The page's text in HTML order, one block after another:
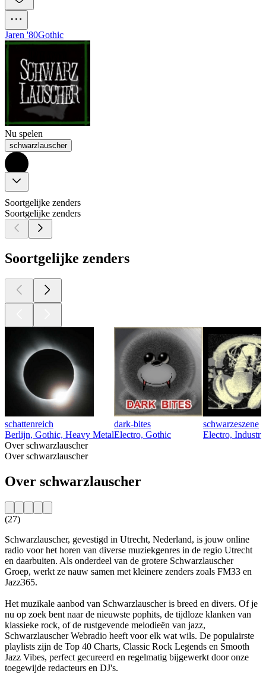
Jaren '80Gothic
Nu spelen
schwarzlauscher
Soortgelijke zenders
Soortgelijke zenders
Soortgelijke zenders
schattenreich
Berlijn, Gothic, Heavy Metal
dark-bites
Electro, Gothic
schwarzeszene
Electro,
Over schwarzlauscher
Over schwarzlauscher
Over schwarzlauscher
(27)
Schwarzlauscher, gevestigd in Utrecht, Nederland, is jouw online
radio voor het horen van diverse muziekgenres in de regio Utrecht
en daarbuiten. Als onderdeel van de grotere Schwarzlauscher
Groep, werkt ze nauw samen met kleinere zenders zoals FM33 en
Jazz365.
Het muzikale aanbod van Schwarzlauscher is breed en divers. Of je
nu op zoek bent naar de nieuwste pophits, de tijdloze klanken van
klassieke rock, of de rustgevende melodieën van jazz,
Schwarzlauscher Webradio heeft voor elk wat wils. De populairste
playlists zijn de Top 40 Charts, Classic Rock Legends en Smooth
Jazz Vibes, perfect gecureerd en regelmatig bijgewerkt door onze
toegewijde redacteurs en DJ's.